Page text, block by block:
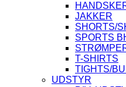
JAKKER
SHORTS/
SPORTS
T-SHIRTS
TIGHTS/
UDSTYR